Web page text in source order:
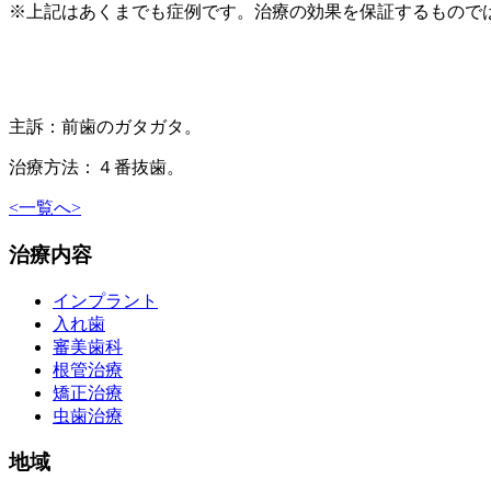
※上記はあくまでも症例です。治療の効果を保証するもので
主訴：前歯のガタガタ。
治療方法：４番抜歯。
<一覧へ>
治療内容
インプラント
入れ歯
審美歯科
根管治療
矯正治療
虫歯治療
地域